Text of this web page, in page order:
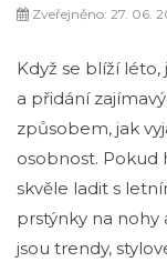
Zveřejněno: 27. 06.
Když se blíží léto,
a přidání
způsobem, jak
osobnost.
skvěle ladit s
prstýnky na nohy
jsou trendy,